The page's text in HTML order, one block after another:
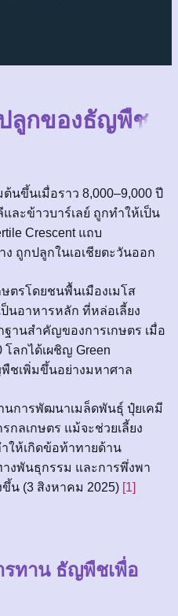
ปลูกของธัญพืช
นขึ้นเมื่อราว 8,000–9,000 ปี
ละข้าวบาร์เลย์ ถูกทำให้เป็น
Crescent แถบ
ถูกปลูกในเอเชียตะวันออก
ตรโดยชนพื้นเมืองเมโส
นอาหารหลัก ที่หล่อเลี้ยง
านสำคัญของการเกษตร เมื่อ
ลกได้เผชิญ Green
ชเพิ่มขึ้นอย่างมหาศาล
นการพัฒนาเมล็ดพันธุ์ ปุ๋ยเคมี
กลเกษตร แม้จะช่วยเลี้ยง
ให้เกิดข้อท้าทายด้าน
งพันธุกรรม และการพึ่งพา
น (3 สิงหาคม 2025) [1]
รทาน ธัญพืชเพื่อ